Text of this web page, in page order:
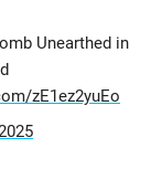
Unearthed in
zE1ez2yuEo